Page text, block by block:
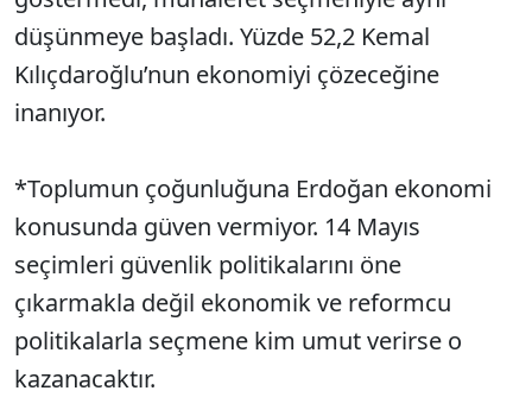
düşünmeye başladı. Yüzde 52,2 Kemal
Kılıçdaroğlu’nun ekonomiyi çözeceğine
inanıyor.
*Toplumun çoğunluğuna Erdoğan ekonomi
konusunda güven vermiyor. 14 Mayıs
seçimleri güvenlik politikalarını öne
çıkarmakla değil ekonomik ve reformcu
politikalarla seçmene kim umut verirse o
kazanacaktır.